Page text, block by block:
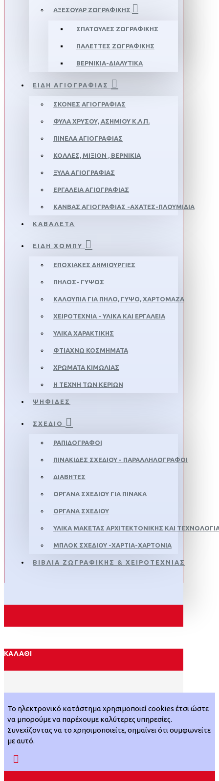
ΑΞΕΣΟΥΑΡ ΖΩΓΡΑΦΙΚΗΣ
ΣΠΑΤΟΥΛΕΣ ΖΩΓΡΑΦΙΚΗΣ
ΠΑΛΕTΤΕΣ ΖΩΓΡΑΦΙΚΗΣ
ΒΕΡΝΙΚΙΑ-ΔΙΑΛΥΤΙΚΑ
ΕΙΔΗ ΑΓΙΟΓΡΑΦΙΑΣ
ΣΚΟΝΕΣ ΑΓΙΟΓΡΑΦΙΑΣ
ΦΥΛΑ ΧΡΥΣΟΥ, ΑΣΗΜΙΟΥ Κ.Λ.Π.
ΠΙΝΕΛΑ ΑΓΙΟΓΡΑΦΙΑΣ
ΚΟΛΛΕΣ, ΜΙΞΙΟΝ , ΒΕΡΝΙΚΙΑ
ΞΥΛΑ ΑΓΙΟΓΡΑΦΙΑΣ
ΕΡΓΑΛΕΙΑ ΑΓΙΟΓΡΑΦΙΑΣ
ΚΑΝΒΑΣ ΑΓΙΟΓΡΑΦΙΑΣ -ΑΧΑΤΕΣ-ΠΛΟΥΜΙΔΙΑ
ΚΑΒΑΛΕΤΑ
ΕΙΔΗ ΧΟΜΠΥ
ΕΠΟΧΙΑΚΕΣ ΔΗΜΙΟΥΡΓΙΕΣ
ΠΗΛΌΣ- ΓΎΨΟΣ
ΚΑΛΟΎΠΙΑ ΓΙΑ ΠΗΛΌ, ΓΎΨΟ, ΧΑΡΤΌΜΑΖΑ
ΧΕΙΡΟΤΕΧΝΙΑ - ΥΛΙΚΑ ΚΑΙ ΕΡΓΑΛΕΙΑ
ΥΛΙΚΑ ΧΑΡΑΚΤΙΚΗΣ
ΦΤΙΑΧΝΩ ΚΟΣΜΗΜΑΤΑ
ΧΡΩΜΑΤΑ ΚΙΜΩΛΙΑΣ
Η ΤΕΧΝΗ ΤΩΝ ΚΕΡΙΩΝ
ΨΗΦΙΔΕΣ
ΣΧΕΔΙΟ
ΡΑΠΙΔΟΓΡΆΦΟΙ
ΠΙΝΑΚΊΔΕΣ ΣΧΕΔΊΟΥ - ΠΑΡΑΛΛΗΛΟΓΡΆΦΟΙ
ΔΙΑΒΗΤΕΣ
ΟΡΓΑΝΑ ΣΧΕΔΙΟΥ ΓΙΑ ΠΙΝΑΚΑ
ΟΡΓΑΝΑ ΣΧΕΔΙΟΥ
ΥΛΙΚΑ ΜΑΚΕΤΑΣ ΑΡΧΙΤΕΚΤΟΝΙΚΗΣ ΚΑΙ
ΜΠΛΟΚ ΣΧΕΔΊΟΥ -ΧΑΡΤΙΆ-ΧΑΡΤΌΝΙΑ
ΒΙΒΛΙΑ ΖΩΓΡΑΦΙΚΗΣ & ΧΕΙΡΟΤΕΧΝΙΑΣ
ΚΑΛΆΘΙ
Το ηλεκτρονικό κατάστημα χρησιμοποιεί cookies έτσι ώστε
να μπορούμε να παρέχουμε καλύτερες υπηρεσίες.
Συνεχίζοντας να το χρησιμοποιείτε, σημαίνει ότι συμφωνείτε
με αυτό.